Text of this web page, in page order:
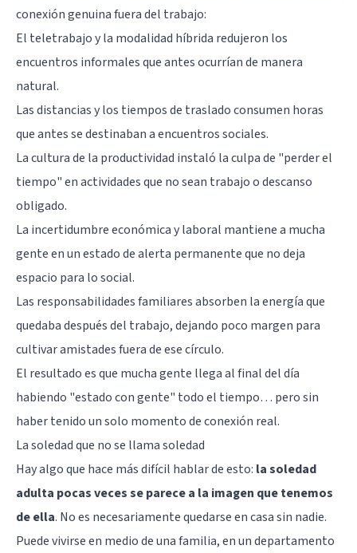
conexión genuina fuera del trabajo:
El teletrabajo y la modalidad híbrida redujeron los
encuentros informales que antes ocurrían de manera
natural.
Las distancias y los tiempos de traslado consumen horas
que antes se destinaban a encuentros sociales.
Lacultura de la productividad instaló la culpa de "perder el
tiempo" en actividades que no sean trabajo o descanso
obligado.
La incertidumbre económica y laboral mantiene a mucha
gente en un estado de alerta permanente que no deja
espacio para lo social.
Las responsabilidades familiares absorben la energía que
quedaba después del trabajo, dejando poco margen para
cultivaramistadesfuera de ese círculo.
El resultado es que mucha gente llega al final del día
habiendo "estado con gente" todo el tiempo… pero sin
haber tenido un solo momento de conexión real.
La soledad que no se llama soledad
Hay algo que hace más difícil hablar de esto: la soledad
adulta pocas veces se parece a la imagen que tenemos
de ella. No es necesariamente quedarse en casa sin nadie.
Puede vivirse en medio de una familia, en un departamento